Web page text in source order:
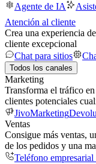
Agente de IA
Atención al cliente
Crea una experiencia
cliente excepcional
Chat para sitios
Todos los canales
Marketing
Transforma el tráfico en
clientes potenciales
JivoMarketing
Ventas
Consigue más ventas,
de los pedidos y una
Teléfono